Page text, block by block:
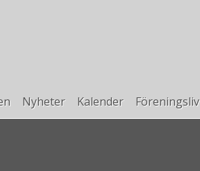
Nyheter Kalender Föreningsliv